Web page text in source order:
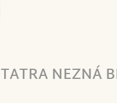
TATRA NEZNÁ